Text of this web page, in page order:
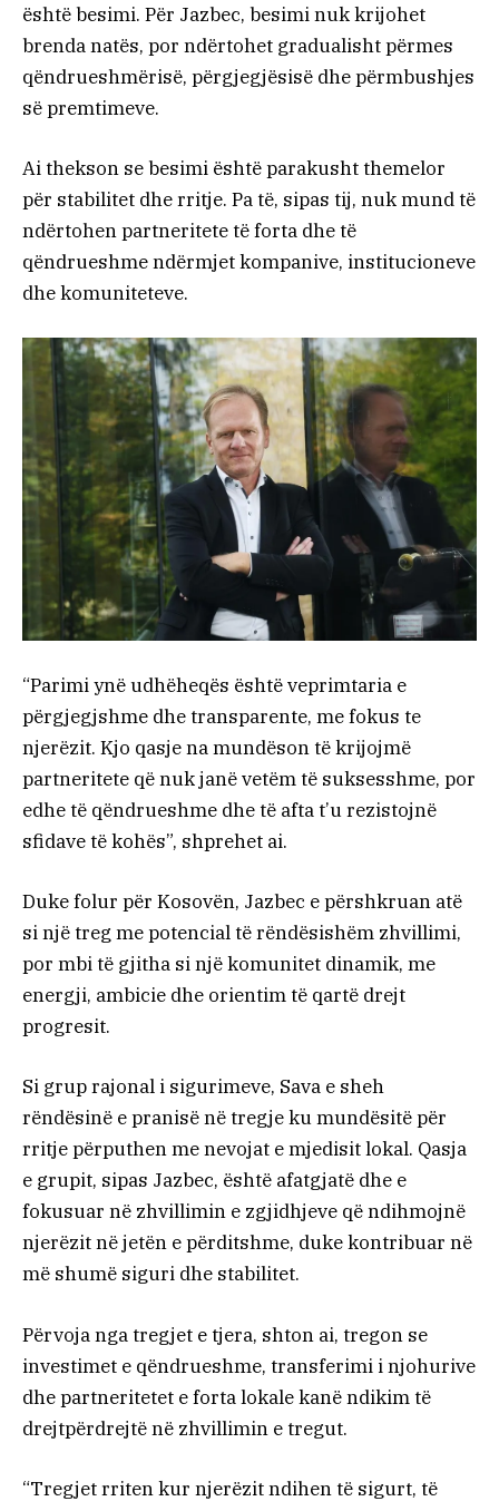
është besimi. Për Jazbec, besimi nuk krijohet
brenda natës, por ndërtohet gradualisht përmes
qëndrueshmërisë, përgjegjësisë dhe përmbushjes
së premtimeve.
Ai thekson se besimi është parakusht themelor
për stabilitet dhe rritje. Pa të, sipas tij, nuk mund të
ndërtohen partneritete të forta dhe të
qëndrueshme ndërmjet kompanive, institucioneve
dhe komuniteteve.
“Parimi ynë udhëheqës është veprimtaria e
përgjegjshme dhe transparente, me fokus te
njerëzit. Kjo qasje na mundëson të krijojmë
partneritete që nuk janë vetëm të suksesshme, por
edhe të qëndrueshme dhe të afta t’u rezistojnë
sfidave të kohës”, shprehet ai.
Duke folur për Kosovën, Jazbec e përshkruan atë
si një treg me potencial të rëndësishëm zhvillimi,
por mbi të gjitha si një komunitet dinamik, me
energji, ambicie dhe orientim të qartë drejt
progresit.
Si grup rajonal i sigurimeve, Sava e sheh
rëndësinë e pranisë në tregje ku mundësitë për
rritje përputhen me nevojat e mjedisit lokal. Qasja
e grupit, sipas Jazbec, është afatgjatë dhe e
fokusuar në zhvillimin e zgjidhjeve që ndihmojnë
njerëzit në jetën e përditshme, duke kontribuar në
më shumë siguri dhe stabilitet.
Përvoja nga tregjet e tjera, shton ai, tregon se
investimet e qëndrueshme, transferimi i njohurive
dhe partneritetet e forta lokale kanë ndikim të
drejtpërdrejtë në zhvillimin e tregut.
“Tregjet rriten kur njerëzit ndihen të sigurt, të